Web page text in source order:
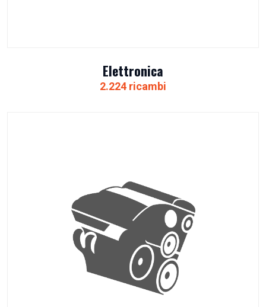
Elettronica
2.224 ricambi